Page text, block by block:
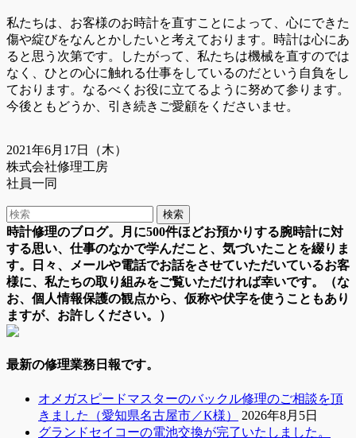
私たちは、お客様のお時計を直すことによって、心にできた
傷や綻びをなんとかしたいと考えております。時計は心にあ
ると思う次第です。したがって、私たちは機械を直すのでは
なく、ひとの心に触れる仕事をしているのだという自負をし
ております。なるべくお役に立てるように努めて参ります。
今後ともどうか、引き続きご愛顧をくださいませ。
2021年6月17日（木）
株式会社修理工房
社員一同
時計修理のブログ。月に500件ほどお預かりする腕時計に対
する思い、仕事のなかで学んだこと、気づいたことを綴りま
す。日々、メールや電話でお話をさせていただいているお客
様に、私たちの取り組みをご覧いただければ幸いです。（な
お、個人情報保護の観点から、仮称や伏字を使うこともあり
ますが、お許しください。）
最新の修理業務日報です。
オメガスピードマスターのバックル修理のご相談を頂
きました（愛知県名古屋市／K様）
2026年8月5日
グランドセイコーの電池交換が完了いたしました。